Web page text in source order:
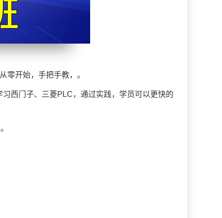
零开始，手把手教，。
西门子、三菱PLC，通过实践，学员可以更快的